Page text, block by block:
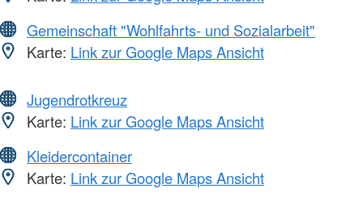
Gemeinschaft "Wohlfahrts- und Sozialarbeit"
Karte: Link zur Google Maps Ansicht
Jugendrotkreuz
Karte: Link zur Google Maps Ansicht
Kleidercontainer
Karte: Link zur Google Maps Ansicht